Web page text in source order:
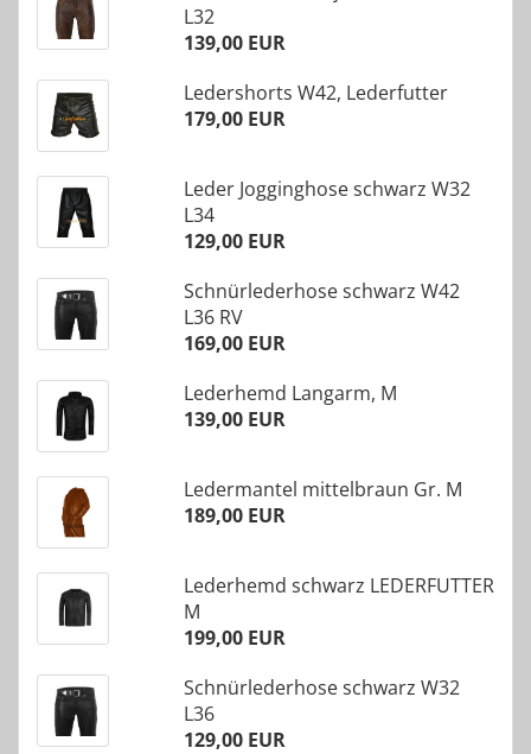
L32
139,00 EUR
Ledershorts W42, Lederfutter
179,00 EUR
Leder Jogginghose schwarz W32
L34
129,00 EUR
Schnürlederhose schwarz W42
L36 RV
169,00 EUR
Lederhemd Langarm, M
139,00 EUR
Ledermantel mittelbraun Gr. M
189,00 EUR
Lederhemd schwarz LEDERFUTTER
M
199,00 EUR
Schnürlederhose schwarz W32
L36
129,00 EUR